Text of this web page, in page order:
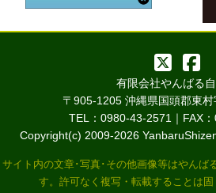
有限会社やんばる
〒905-1205 沖縄県国頭郡東
TEL：0980-43-2571｜FAX
Copyright(c) 2009-2026
サイト内の文章･写真･その他画像等はやんば
す。許可なく複写・転載することは